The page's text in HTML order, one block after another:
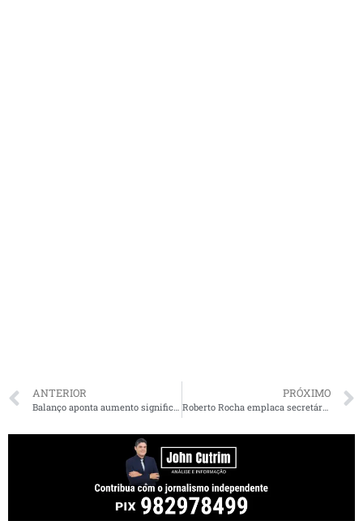
ANTERIOR
Balanço aponta aumento significativo da produtividade na Assembleia Legislativa do Maranhão em 2019
PRÓXIMO
Roberto Rocha emplaca secretário no governo Bolsonaro